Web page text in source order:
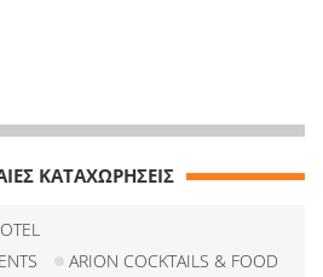
ΚΑΤΑΧΩΡΗΣΕΙΣ
ARION COCKTAILS & FOOD